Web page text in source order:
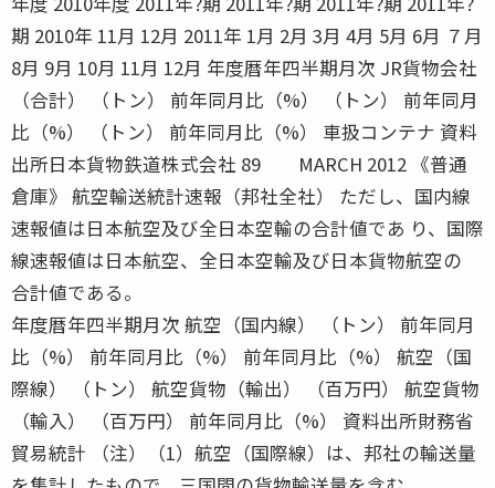
期 2010年 11月 12月 2011年 1月 2月 3月 4月 5月 6月 ７月
8月 9月 10月 11月 12月 年度暦年四半期月次 JR貨物会社
（合計） （トン） 前年同月比（%） （トン） 前年同月
比（%） （トン） 前年同月比（%） 車扱コンテナ 資料
出所日本貨物鉄道株式会社 89 MARCH 2012 《普通
倉庫》 航空輸送統計速報（邦社全社） ただし、国内線
速報値は日本航空及び全日本空輸の合計値であ り、国際
線速報値は日本航空、全日本空輸及び日本貨物航空の
合計値である。
年度暦年四半期月次 航空（国内線） （トン） 前年同月
比（%） 前年同月比（%） 前年同月比（%） 航空（国
際線） （トン） 航空貨物（輸出） （百万円） 航空貨物
（輸入） （百万円） 前年同月比（%） 資料出所財務省
貿易統計 （注）（1）航空（国際線）は、邦社の輸送量